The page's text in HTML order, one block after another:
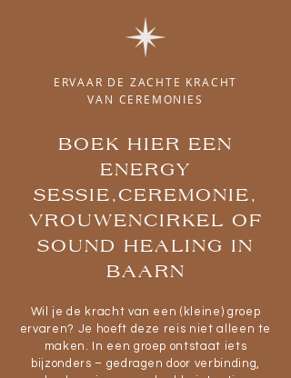
ERVAAR DE ZACHTE KRACHT
VAN CEREMONIES
BOEK HIER EEN
ENERGY
SESSIE,CEREMONIE,
VROUWENCIRKEL OF
SOUND HEALING IN
BAARN
Wil je de kracht van een (kleine) groep
ervaren? Je hoeft deze reis niet alleen te
maken. In een groep ontstaat iets
bijzonders – gedragen door verbinding,